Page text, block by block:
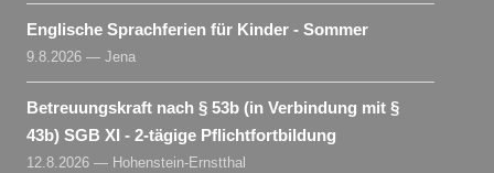
Englische Sprachferien für Kinder - Sommer
9.8.2026 — Jena
Betreuungskraft nach § 53b (in Verbindung mit §
43b) SGB XI - 2-tägige Pflichtfortbildung
12.8.2026 — Hohenstein-Ernstthal